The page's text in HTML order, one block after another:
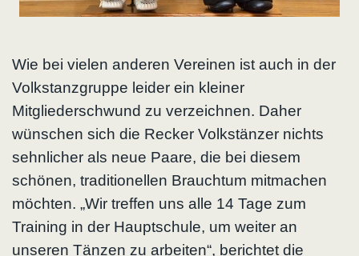
Wie bei vielen anderen Vereinen ist auch in der
Volkstanzgruppe leider ein kleiner
Mitgliederschwund zu verzeichnen. Daher
wünschen sich die Recker Volkstänzer nichts
sehnlicher als neue Paare, die bei diesem
schönen, traditionellen Brauchtum mitmachen
möchten. „Wir treffen uns alle 14 Tage zum
Training in der Hauptschule, um weiter an
unseren Tänzen zu arbeiten“, berichtet die